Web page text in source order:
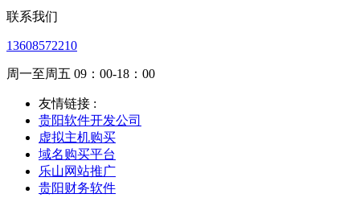
联系我们
13608572210
周一至周五 09：00-18：00
友情链接 :
贵阳软件开发公司
虚拟主机购买
域名购买平台
乐山网站推广
贵阳财务软件